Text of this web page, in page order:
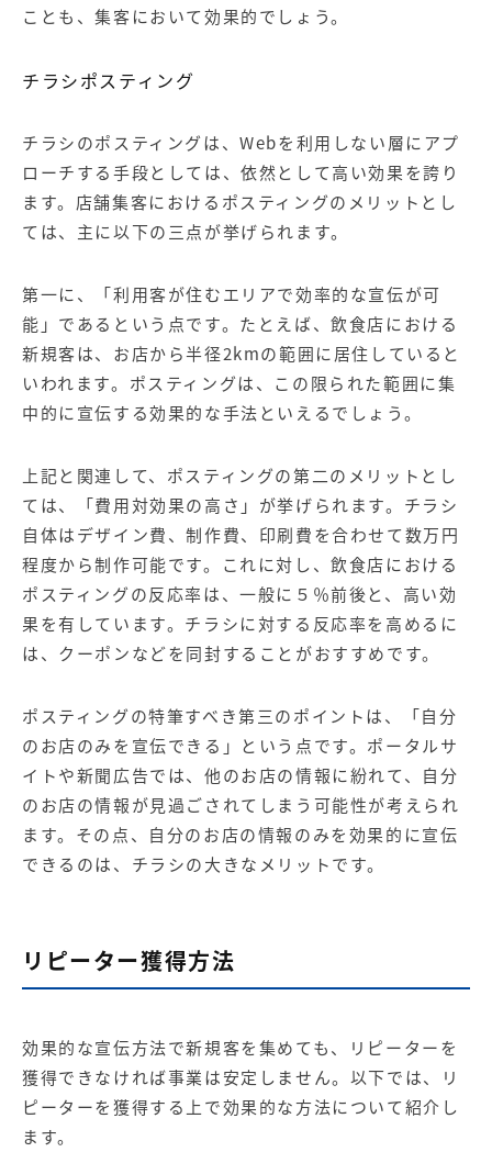
ことも、集客において効果的でしょう。
チラシポスティング
チラシのポスティングは、Webを利用しない層にアプ
ローチする手段としては、依然として高い効果を誇り
ます。店舗集客におけるポスティングのメリットとし
ては、主に以下の三点が挙げられます。
第一に、「利用客が住むエリアで効率的な宣伝が可
能」であるという点です。たとえば、飲食店における
新規客は、お店から半径2kmの範囲に居住していると
いわれます。ポスティングは、この限られた範囲に集
中的に宣伝する効果的な手法といえるでしょう。
上記と関連して、ポスティングの第二のメリットとし
ては、「費用対効果の高さ」が挙げられます。チラシ
自体はデザイン費、制作費、印刷費を合わせて数万円
程度から制作可能です。これに対し、飲食店における
ポスティングの反応率は、一般に５％前後と、高い効
果を有しています。チラシに対する反応率を高めるに
は、クーポンなどを同封することがおすすめです。
ポスティングの特筆すべき第三のポイントは、「自分
のお店のみを宣伝できる」という点です。ポータルサ
イトや新聞広告では、他のお店の情報に紛れて、自分
のお店の情報が見過ごされてしまう可能性が考えられ
ます。その点、自分のお店の情報のみを効果的に宣伝
できるのは、チラシの大きなメリットです。
リピーター獲得方法
効果的な宣伝方法で新規客を集めても、リピーターを
獲得できなければ事業は安定しません。以下では、リ
ピーターを獲得する上で効果的な方法について紹介し
ます。